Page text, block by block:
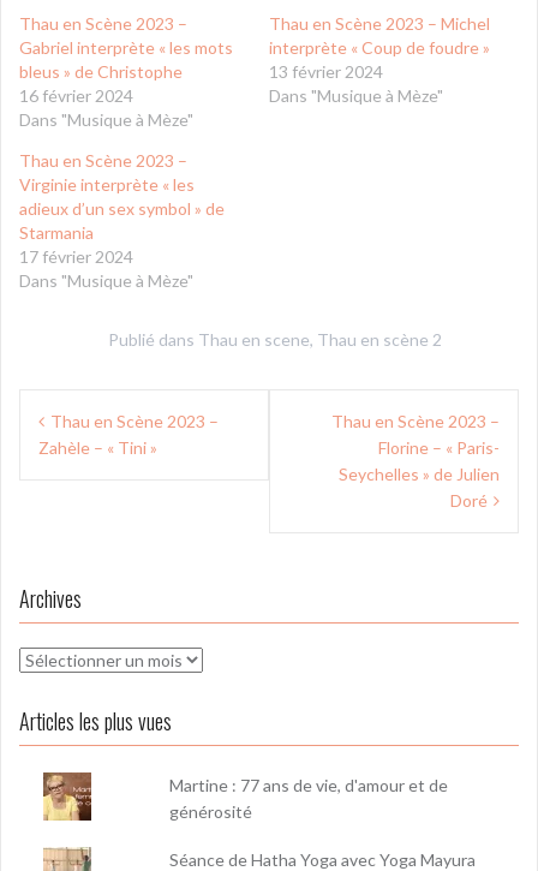
Thau en Scène 2023 –
Gabriel interprète « les mots
bleus » de Christophe
16 février 2024
Dans "Musique à Mèze"
Thau en Scène 2023 – Michel
interprète « Coup de foudre »
13 février 2024
Dans "Musique à Mèze"
Thau en Scène 2023 –
Virginie interprète « les
adieux d’un sex symbol » de
Starmania
17 février 2024
Dans "Musique à Mèze"
Publié dans Thau en scene, Thau en scène 2
Navigation
de Thau en Scène 2023 –
Zahèle – « Tini »
Thau en Scène 2023 –
Florine – « Paris-
Seychelles » de Julien
Doré
Archives
Archives
Articles les plus vues
Martine : 77 ans de vie, d'amour et de
générosité
Séance de Hatha Yoga avec Yoga Mayura